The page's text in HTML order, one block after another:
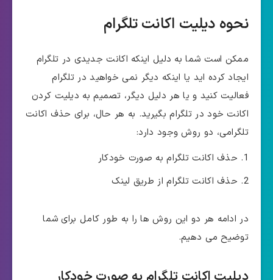
نحوه دیلیت اکانت تلگرام
ممکن است شما به دلیل اینکه اکانت جدیدی در تلگرام
ایجاد کرده اید یا اینکه دیگر نمی خواهید در تلگرام
فعالیت کنید و یا هر دلیل دیگر، تصمیم به دیلیت کردن
اکانت خود در تلگرام بگیرید. به هر حال، برای حذف اکانت
تلگرامی، دو روش وجود دارد:
حذف اکانت تلگرام به صورت خودکار
حذف اکانت تلگرام از طریق لینک
در ادامه هر دو این روش ها را به طور کامل برای شما
توضیح می دهیم.